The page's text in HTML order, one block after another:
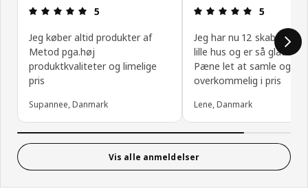
Anmeldelse: 5 Ud af 5 Stjerner.
5
Jeg køber altid produkter af
Metod pga.høj
produktkvaliteter og limelige
pris
Supannee, Danmark
5
Jeg har nu 12 skabe
lille hus og er så glad for
Pæne let at samle og
overkommelig i pris
Lene, Danmark
Vis alle anmeldelser